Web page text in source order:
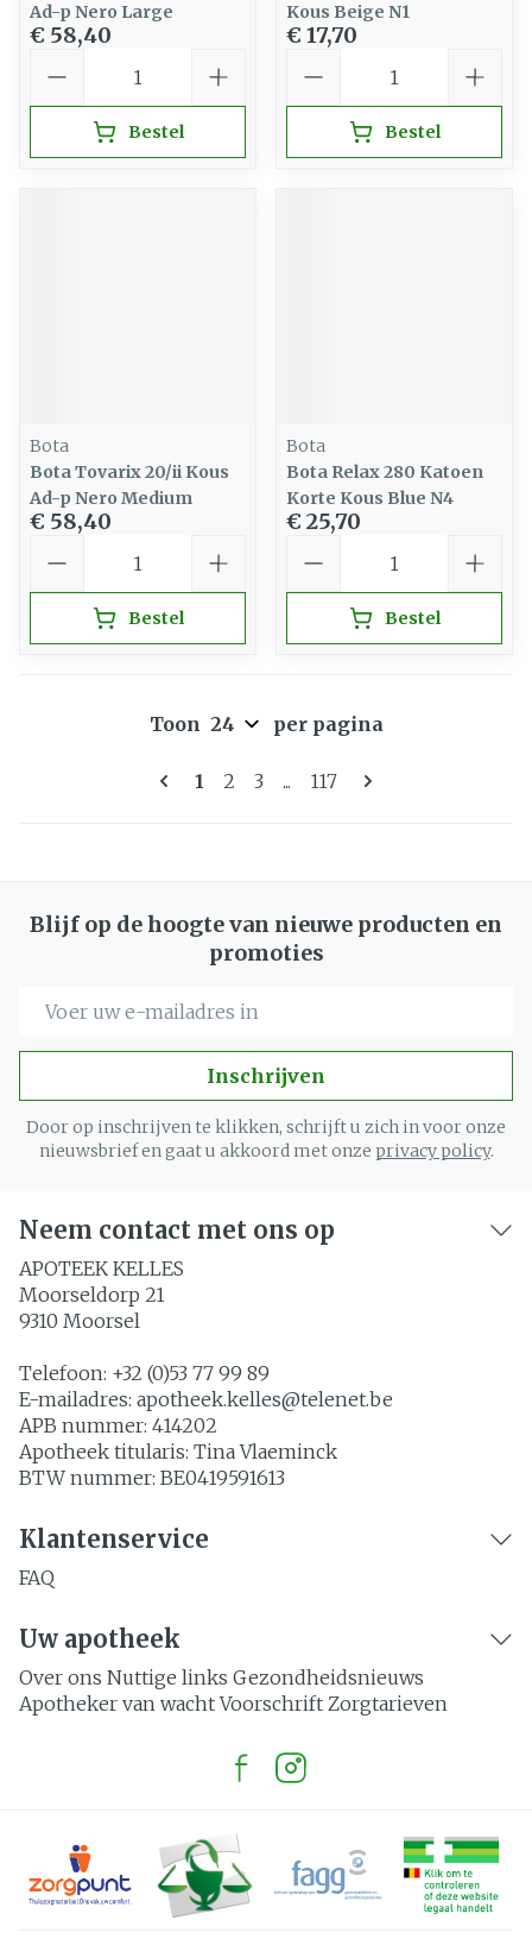
Ad-p Nero Large
€ 58,40
Bestel
Kous Beige N1
€ 17,70
Bestel
Bota
Bota Tovarix 20/ii Kous
Ad-p Nero Medium
€ 58,40
Bestel
Bota
Bota Relax 280 Katoen
Korte Kous Blue N4
€ 25,70
Bestel
Pagina's
U lees momenteel pagina
1 Pagina
2 Pagina
3 ... Pagina
117
Toon per pagina
Blijf op de hoogte van nieuwe producten en
promoties
Inschrijven
Door op inschrijven te klikken, schrijft u zich in voor onze
nieuwsbrief en gaat u akkoord met onze privacy policy.
Neem contact met ons op
APOTEEK KELLES
Moorseldorp 21
9310 Moorsel
Telefoon: +32 (0)53 77 99 89
E-mailadres: apotheek.kelles@telenet.be
APB nummer: 414202
Apotheek titularis: Tina Vlaeminck
BTW nummer: BE0419591613
Klantenservice
FAQ
Uw apotheek
Over ons Nuttige links Gezondheidsnieuws
Apotheker van wacht Voorschrift Zorgtarieven